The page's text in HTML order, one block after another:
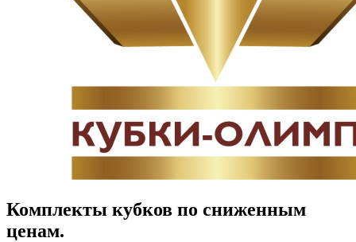
Комплекты кубков по сниженным
ценам.